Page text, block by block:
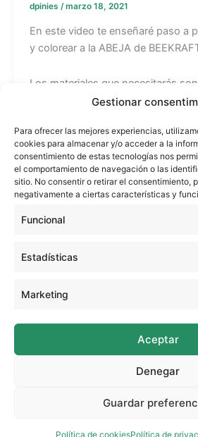
Gestionar
Para ofrecer las mejores experiencias,
cookies para almacenar y/o acceder a la
consentimiento de estas tecnologías nos
el comportamiento de navegación o las
sitio. No consentir o retirar el consentimiento,
negativamente a ciertas características y
Funcional
Estadísticas
Marketing
Aceptar
Denegar
Guardar
Política de cookiesPolítica de
dpinies /marzo 18, 2021
En este video te enseñaré paso a
y colorear a la ABEJA de
Los materiales que necesitarás
– Hoja de papel
– Borrador
– Rotuladores o colores
Recuerda que todos los tutoriales
mi web: https://www.beekrafty.com
Instagram: https://
Twitter: https://twitter.com/
Twitch: https://www.twitch.tv/
¡Espero que te haya gustado este